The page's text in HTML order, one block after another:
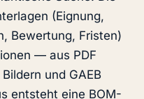
(Eignung,
Bewertung, Fristen)
— aus PDF
und GAEB
entsteht eine BOM-